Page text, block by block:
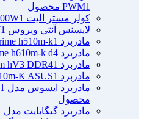
PWM1 محصول
کولر مستر الیت V3_400W 1 محصول
لایسنس آنتی ویروس ESET 1 محصول
مادربرد asus prime h510m-k 1 محصول
مادربرد asus prime h610m-k d4 سوکت 1700
مادربرد gigabyte h610m hV3 DDR4 1 محصول
مادربرد prime h510m-K ASUS 1 محصول
مادربرد ایسوس مدل Prime H610M-A D5 DDR5 1
محصول
مادربرد گیگابایت مدل H510M-K V2 DDR4